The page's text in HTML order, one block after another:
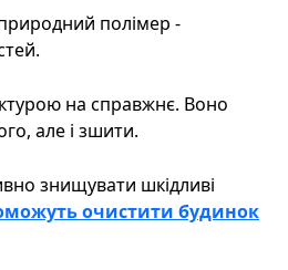
полімер -
на справжнє. Воно
але і зшити.
знищувати шкідливі
очистити будинок